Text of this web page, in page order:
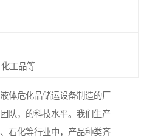
工品等
体危化品储运设备制造的厂
队，的科技水平。我们生产
石化等行业中，产品种类齐